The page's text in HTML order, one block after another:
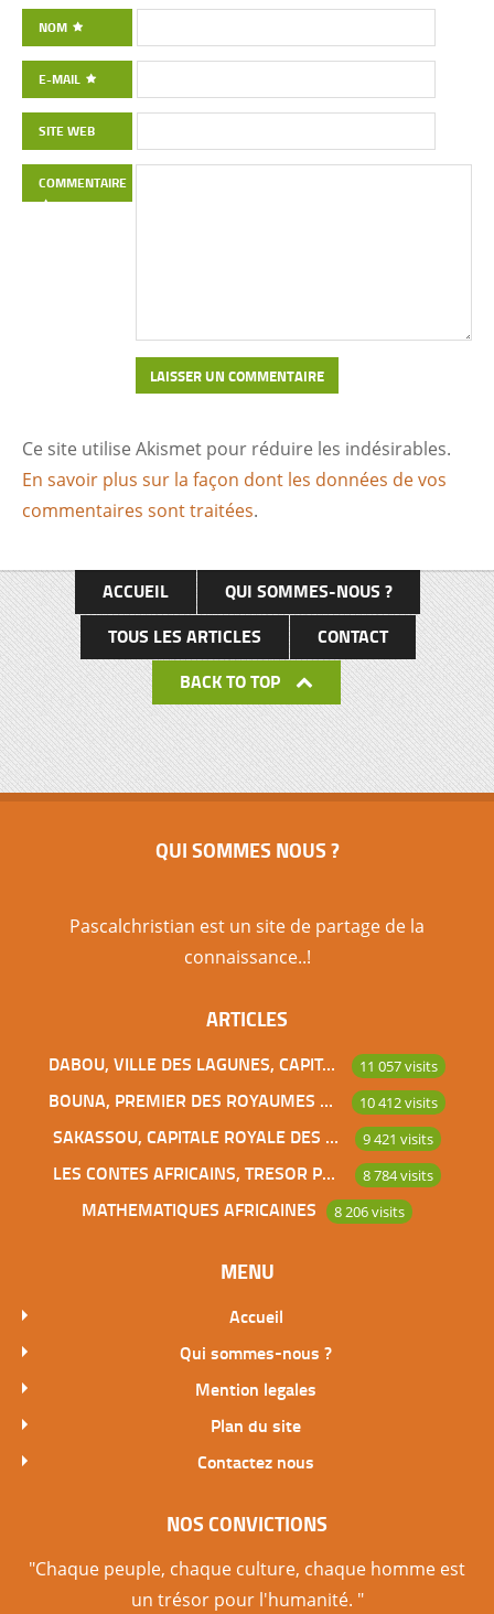
NOM
E-MAIL
SITE WEB
COMMENTAIRE
Ce site utilise Akismet pour réduire les indésirables.
En savoir plus sur la façon dont les données de vos
commentaires sont traitées.
ACCUEIL
QUI SOMMES-NOUS ?
TOUS LES ARTICLES
CONTACT
BACK TO TOP
QUI SOMMES NOUS ?
Pascalchristian est un site de partage de la
connaissance..!
ARTICLES
DABOU, VILLE DES LAGUNES, CAPITALE DES ADJOUKROU 11 057 visits
BOUNA, PREMIER DES ROYAUMES DE CÔTE D’IVOIRE 10 412 visits
SAKASSOU, CAPITALE ROYALE DES BAOULES 9 421 visits
LES CONTES AFRICAINS, TRESOR POUR L’HUMANITE 8 784 visits
MATHEMATIQUES AFRICAINES 8 206 visits
MENU
Accueil
Qui sommes-nous ?
Mention legales
Plan du site
Contactez nous
NOS CONVICTIONS
"Chaque peuple, chaque culture, chaque homme est
un trésor pour l'humanité. "